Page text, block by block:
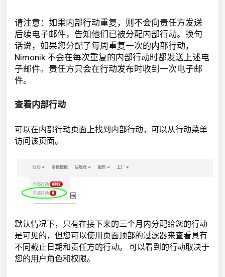
请注意：如果内部行动重复，则不会向责任方发送
后续电子邮件，告知他们已被分配内部行动。换句
话说，如果您分配了每周重复一次的内部行动，
Nimonik 不会在每次重复的内部行动时都发送上述电
子邮件。责任方只会在行动发布时收到一次电子邮
件。
查看内部行动
可以在内部行动页面上找到内部行动，可以从行动菜单
访问该页面。
默认情况下，只有在接下来的三个月内分配给您的行动
是可见的，但您可以使用页面顶部的过滤器来查看具有
不同截止日期和责任方的行动。 可以看到的行动取决于
您的用户角色和权限。